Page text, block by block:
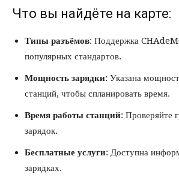
Что вы найдёте на карте:
Типы разъёмов: Поддержка
популярных стандартов.
Мощность зарядки: Указана
станций, чтобы спланировать время.
Время работы станций: Проверяйте
зарядок.
Бесплатные услуги: Доступна
зарядках.